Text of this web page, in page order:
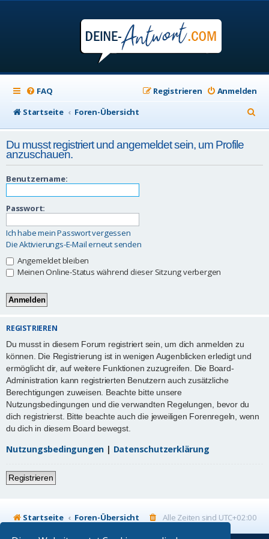
FAQ Anmelden
Registrieren
Startseite
Foren-Übersicht
u
h
Du musst registriert und angemeldet sein, um Profile
anzuschauen.
Benutzername:
Passwort:
Ich habe mein Passwort vergessen
Die Aktivierungs-E-Mail erneut senden
Angemeldet bleiben
Meinen Online-Status während dieser Sitzung verbergen
REGISTRIEREN
Du musst in diesem Forum registriert sein, um dich anmelden zu
können. Die Registrierung ist in wenigen Augenblicken erledigt und
ermöglicht dir, auf weitere Funktionen zuzugreifen. Die Board-
Administration kann registrierten Benutzern auch zusätzliche
Berechtigungen zuweisen. Beachte bitte unsere
Nutzungsbedingungen und die verwandten Regelungen, bevor du
dich registrierst. Bitte beachte auch die jeweiligen Forenregeln, wenn
du dich in diesem Board bewegst.
Nutzungsbedingungen | Datenschutzerklärung
Registrieren
Startseite Foren-Übersicht Alle Zeiten sind UTC+02:00